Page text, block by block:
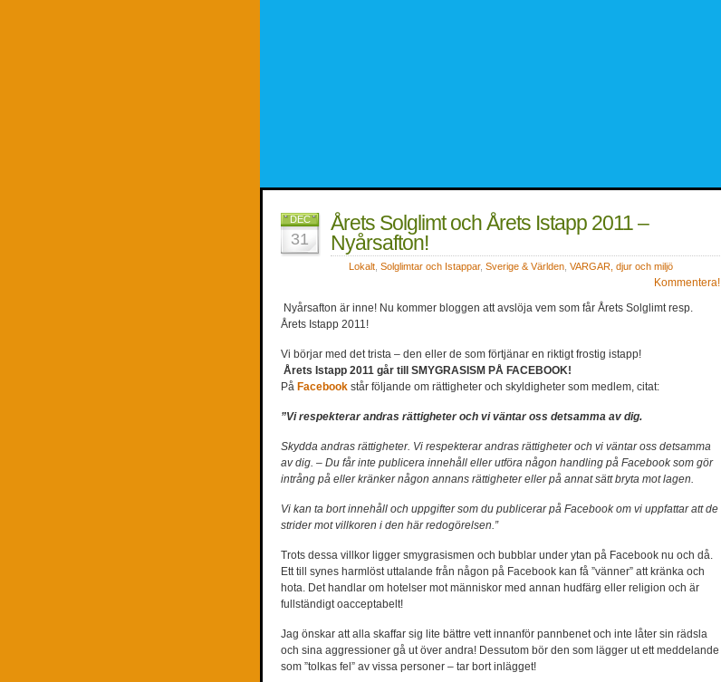
DEC
31
Årets Solglimt och Årets Istapp 2011 –
Nyårsafton!
Lokalt Solglimtar och Istappar, Sverige & Världen VARGAR, djur och miljö
Kommentera!
Nyårsafton är inne! Nu kommer bloggen att avslöja vem som får Årets Solglimt resp.
Årets Istapp 2011!
Vi börjar med det trista – den eller de som förtjänar en riktigt frostig istapp!
Årets Istapp 2011 går till SMYGRASISM PÅ FACEBOOK!
På Facebook står följande om rättigheter och skyldigheter som medlem, citat:
”Vi respekterar andras rättigheter och vi väntar oss detsamma av dig.
Skydda andras rättigheter. Vi respekterar andras rättigheter och vi väntar oss detsamma
av dig. – Du får inte publicera innehåll eller utföra någon handling på Facebook som gör
intrång på eller kränker någon annans rättigheter eller på annat sätt bryta mot lagen.
Vi kan ta bort innehåll och uppgifter som du publicerar på Facebook om vi uppfattar att de
strider mot villkoren i den här redogörelsen.”
Trots dessa villkor ligger smygrasismen och bubblar under ytan på Facebook nu och då.
Ett till synes harmlöst uttalande från någon på Facebook kan få ”vänner” att kränka och
hota. Det handlar om hotelser mot människor med annan hudfärg eller religion och är
fullständigt oacceptabelt!
Jag önskar att alla skaffar sig lite bättre vett innanför pannbenet och inte låter sin rädsla
och sina aggressioner gå ut över andra! Dessutom bör den som lägger ut ett meddelande
som ”tolkas fel” av vissa personer – tar bort inlägget!